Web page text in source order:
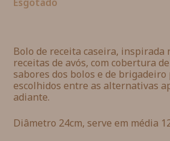
Bolo de receita caseira, inspirada
receitas de avós, com cobertura
sabores dos bolos e de brigadeiro
escolhidos entre as alternativas
adiante.
Diâmetro 24cm, serve em média